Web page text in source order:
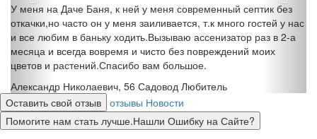
У меня на Даче Баня, к ней у меня современный септик без
откачки,но часто он у меня заиливается, т.к много гостей у нас
и все любим в баньку ходить.Вызываю ассенизатор раз в 2-а
месяца и всегда вовремя и чисто без повреждений моих
цветов и растений.Спасибо вам большое.
Александр Николаевич, 56 Садовод Любитель
Оставить свой отзыв отзывы Новости
Помогите нам стать лучше.Нашли Ошибку на Сайте?